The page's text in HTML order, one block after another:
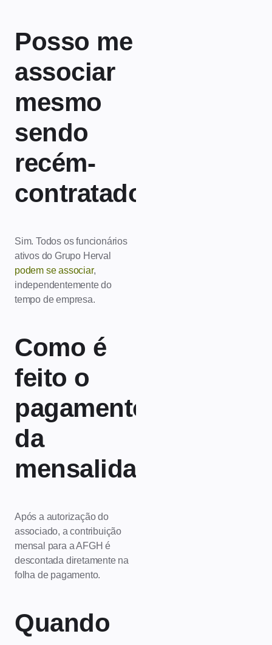
Posso me
associar
mesmo
sendo
recém-
contratado?
Sim. Todos os funcionários
ativos do Grupo Herval
podem se associar,
independentemente do
tempo de empresa.
Como é
feito o
pagamento
da
mensalidade?
Após a autorização do
associado, a contribuição
mensal para a AFGH é
descontada diretamente na
folha de pagamento.
Quando